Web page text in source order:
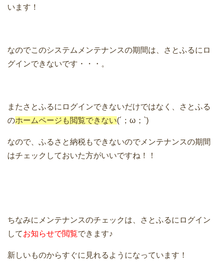
います！
なのでこのシステムメンテナンスの期間は、さとふるにロ
グインできないです・・・。
またさとふるにログインできないだけではなく、さとふる
のホームページも閲覧できない(´；ω；`)
なので、ふるさと納税もできないのでメンテナンスの期間
はチェックしておいた方がいいですね！！
ちなみにメンテナンスのチェックは、さとふるにログイン
してお知らせで閲覧できます♪
新しいものからすぐに見れるようになっています！